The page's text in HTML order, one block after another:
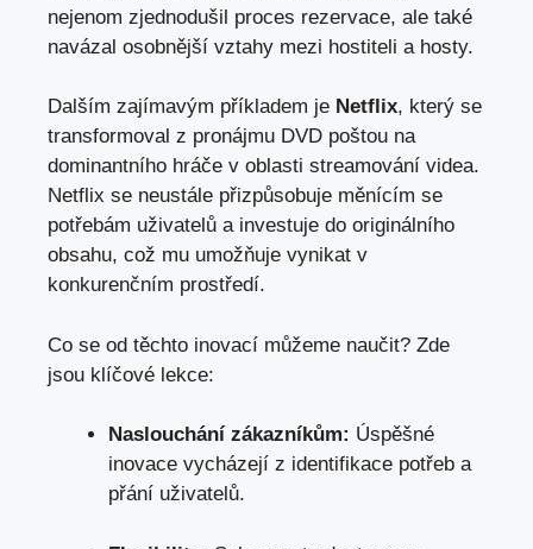
nejenom zjednodušil proces rezervace, ale také
navázal osobnější vztahy mezi hostiteli a hosty.
Dalším zajímavým příkladem je Netflix, který se
transformoval z pronájmu DVD poštou na
dominantního hráče v oblasti streamování videa.
Netflix se neustále přizpůsobuje měnícím se
potřebám uživatelů a investuje do originálního
obsahu, což mu umožňuje vynikat v
konkurenčním prostředí.
Co se od těchto inovací můžeme naučit? Zde
jsou klíčové lekce:
Naslouchání zákazníkům: Úspěšné
inovace vycházejí z identifikace potřeb a
přání uživatelů.